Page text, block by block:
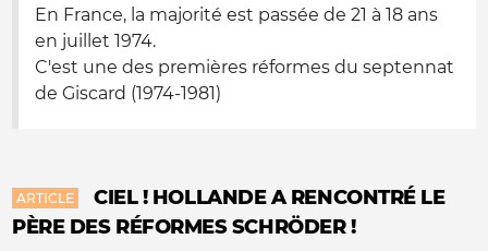
En France, la majorité est passée de 21 à 18 ans
en juillet 1974.
C'est une des premières réformes du septennat
de Giscard (1974-1981)
ARTICLE
CIEL ! HOLLANDE A RENCONTRÉ LE
PÈRE DES RÉFORMES SCHRÖDER !